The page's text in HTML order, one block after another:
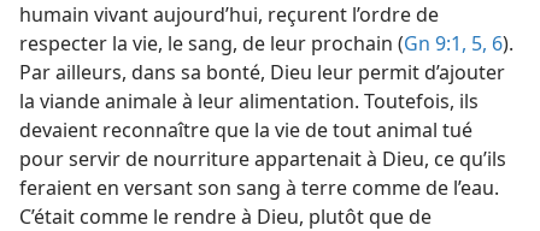
humain vivant aujourd’hui, reçurent l’ordre de
respecter la vie, le sang, de leur prochain (Gn 9:1, 5, 6).
Par ailleurs, dans sa bonté, Dieu leur permit d’ajouter
la viande animale à leur alimentation. Toutefois, ils
devaient reconnaître que la vie de tout animal tué
pour servir de nourriture appartenait à Dieu, ce qu’ils
feraient en versant son sang à terre comme de l’eau.
C’était comme le rendre à Dieu, plutôt que de